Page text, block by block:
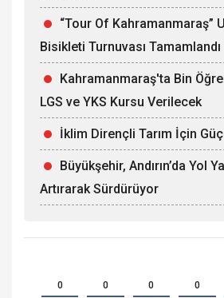
“Tour Of Kahramanmaraş”
Bisikleti Turnuvası Tamamlandı
Kahramanmaraş'ta Bin
LGS ve YKS Kursu Verilecek
İklim Dirençli Tarım İçin
Büyükşehir, Andırın’da Yol
Artırarak Sürdürüyor
0 0 0 0